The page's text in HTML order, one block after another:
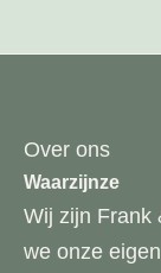
Over ons
Waarzijnze
Wij zijn Frank
we onze